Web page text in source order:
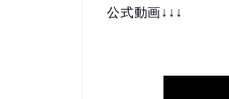
公式動画↓↓↓